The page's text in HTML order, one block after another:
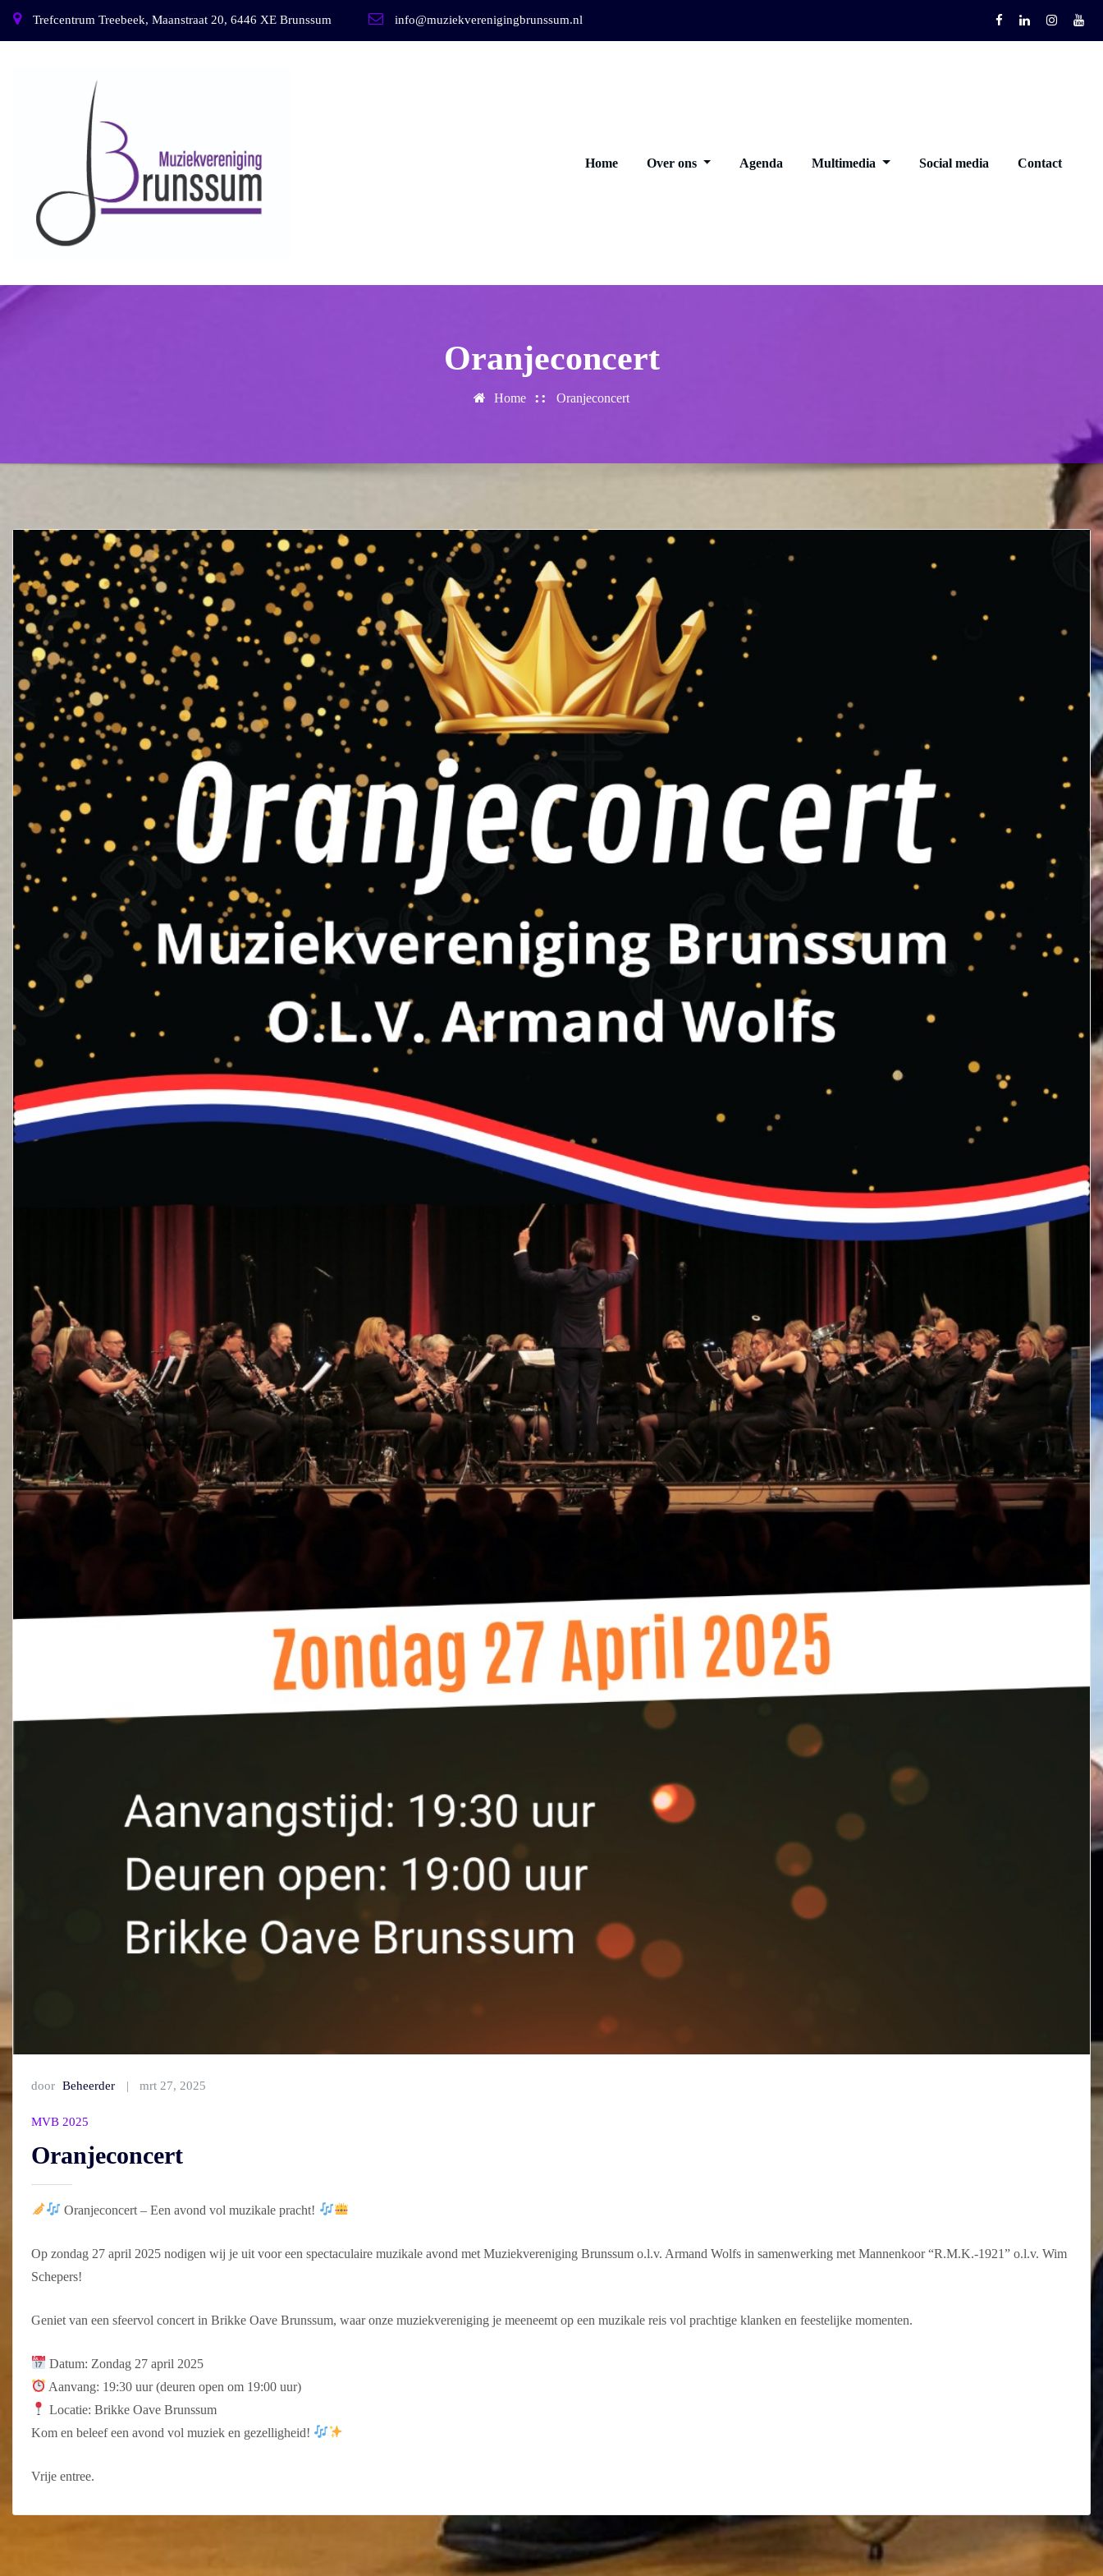
Trefcentrum Treebeek, Maanstraat 20, 6446 XE Brunssum info@muziekverenigingbrunssum.nl
Home Over ons Agenda Multimedia Social media Contact
Oranjeconcert
Home Oranjeconcert
door Beheerder mrt 27, 2025
MVB 2025
Oranjeconcert
Oranjeconcert – Een avond vol muzikale pracht!
Op zondag 27 april 2025 nodigen wij je uit voor een spectaculaire muzikale avond met Muziekvereniging Brunssum o.l.v. Armand Wolfs in samenwerking met Mannenkoor “R.M.K.-1921” o.l.v. Wim
Schepers!
Geniet van een sfeervol concert in Brikke Oave Brunssum, waar onze muziekvereniging je meeneemt op een muzikale reis vol prachtige klanken en feestelijke momenten.
Datum: Zondag 27 april 2025
Aanvang: 19:30 uur (deuren open om 19:00 uur)
Locatie: Brikke Oave Brunssum
Kom en beleef een avond vol muziek en gezelligheid!
Vrije entree.